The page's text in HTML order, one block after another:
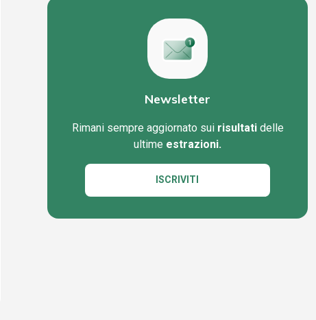
Newsletter
Rimani sempre aggiornato sui risultatidelle
ultime estrazioni.
ISCRIVITI